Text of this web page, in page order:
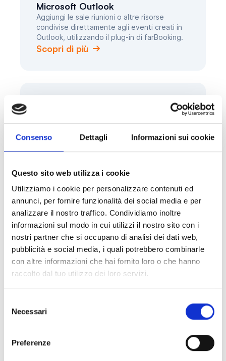
Consenso Dettagli Informazioni sui cookie
Questo sito web utilizza i cookie
Utilizziamo i cookie per personalizzare contenuti ed
annunci, per fornire funzionalità dei social media e per
analizzare il nostro traffico. Condividiamo inoltre
informazioni sul modo in cui utilizzi il nostro sito con i
nostri partner che si occupano di analisi dei dati web,
pubblicità e social media, i quali potrebbero combinarle
con altre informazioni che hai fornito loro o che hanno
raccolto dal tuo utilizzo dei loro servizi.
delNecessari
Preferenze
Microsoft Outlook
Aggiungi le sale riunioni o altre risorse
condivise direttamente agli eventi creati in
Outlook, utilizzando il plug-in di farBooking.
Scopri di più
Sincronizza gli utenti e i gruppi di Entra ID
con farBooking, per gestire gli accessi e
cloud che on premise.
Power BI
Visualizza i dati di utilizzo delle risorse e gli
spazi di lavoro grazie a dashboard e report